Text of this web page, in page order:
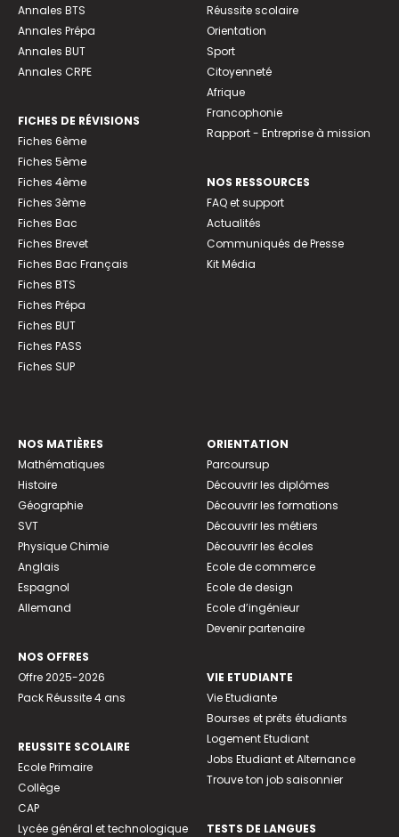
Annales BTS
Annales Prépa
Annales BUT
Annales CRPE
FICHES DE RÉVISIONS
Fiches 6ème
Fiches 5ème
Fiches 4ème
Fiches 3ème
Fiches Bac
Fiches Brevet
Fiches Bac Français
Fiches BTS
Fiches Prépa
Fiches BUT
Fiches PASS
Fiches SUP
Réussite scolaire
Orientation
Sport
Citoyenneté
Afrique
Francophonie
Rapport - Entreprise à mission
NOS RESSOURCES
FAQ et support
Actualités
Communiqués de Presse
Kit Média
NOS MATIÈRES
Mathématiques
Histoire
Géographie
SVT
Physique Chimie
Anglais
Espagnol
Allemand
NOS OFFRES
Offre 2025-2026
Pack Réussite 4 ans
REUSSITE SCOLAIRE
Ecole Primaire
Collège
CAP
Lycée général et technologique
ORIENTATION
Parcoursup
Découvrir les diplômes
Découvrir les formations
Découvrir les métiers
Découvrir les écoles
Ecole de commerce
Ecole de design
Ecole d’ingénieur
Devenir partenaire
VIE ETUDIANTE
Vie Etudiante
Bourses et prêts étudiants
Logement Etudiant
Jobs Etudiant et Alternance
Trouve ton job saisonnier
TESTS DE LANGUES